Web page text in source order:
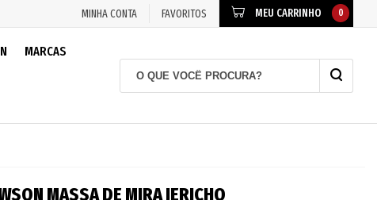
MINHA CONTA FAVORITOS MEU CARRINHO 0
MARCAS
MASSA DE MIRA JERICHO